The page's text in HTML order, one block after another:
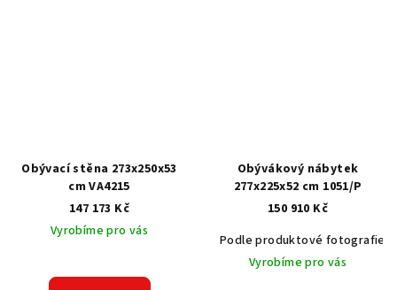
Obývací stěna 273x250x53
cm VA4215
147 173 Kč
Vyrobíme pro vás
Obývákový nábytek
277x225x52 cm 1051/P
150 910 Kč
Podle produktové fotografie
Vyrobíme pro vás